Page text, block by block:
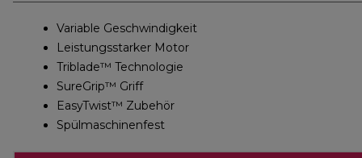
Variable Geschwindigkeit
Leistungsstarker Motor
Triblade™ Technologie
SureGrip™ Griff
EasyTwist™ Zubehör
Spülmaschinenfest